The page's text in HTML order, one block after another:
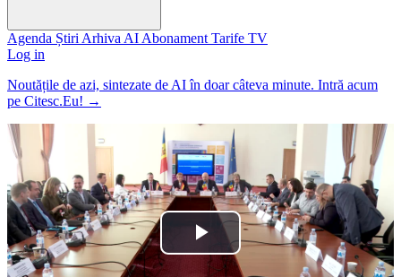
Agenda Știri Arhiva AI Abonament Tarife TV
Log in
Noutățile de azi, sintezate de AI în doar câteva minute. Intră acum
pe Citesc.Eu! →
Play